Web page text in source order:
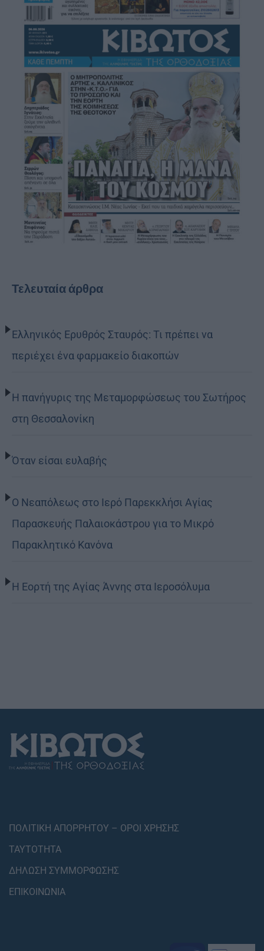
Τελευταία άρθρα
Ελληνικός Ερυθρός Σταυρός: Τι πρέπει να
περιέχει ένα φαρμακείο διακοπών
Η πανήγυρις της Μεταμορφώσεως του Σωτήρος
στη Θεσσαλονίκη
Όταν είσαι ευλαβής
Ο Νεαπόλεως στο Ιερό Παρεκκλήσι Αγίας
Παρασκευής Παλαιοκάστρου για το Μικρό
Παρακλητικό Κανόνα
Η Εορτή της Αγίας Άννης στα Ιεροσόλυμα
ΠΟΛΙΤΙΚΗ ΑΠΟΡΡΗΤΟΥ – ΟΡΟΙ ΧΡΗΣΗΣ
ΤΑΥΤΟΤΗΤΑ
ΔΗΛΩΣΗ ΣΥΜΜΟΡΦΩΣΗΣ
ΕΠΙΚΟΙΝΩΝΙΑ